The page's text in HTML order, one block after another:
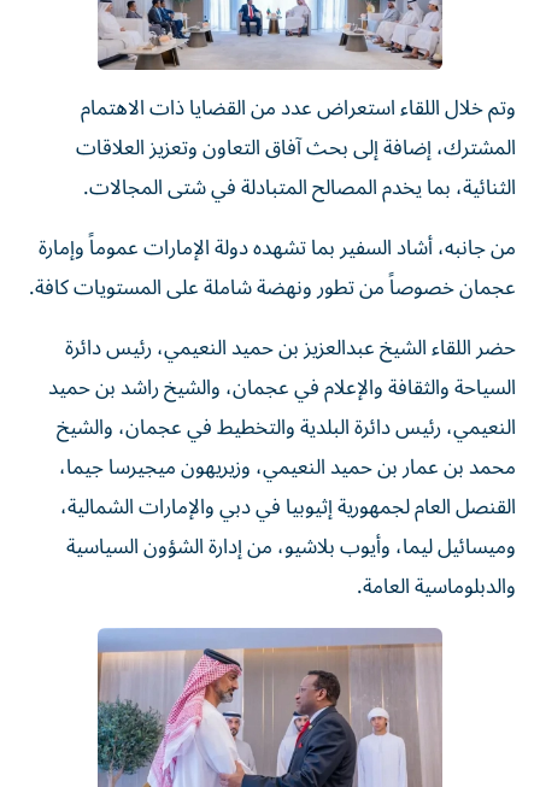
وتم خلال اللقاء استعراض عدد من القضايا ذات الاهتمام
المشترك، إضافة إلى بحث آفاق التعاون وتعزيز العلاقات
الثنائية، بما يخدم المصالح المتبادلة في شتى المجالات.
من جانبه، أشاد السفير بما تشهده دولة الإمارات عموماً وإمارة
عجمان خصوصاً من تطور ونهضة شاملة على المستويات كافة.
حضر اللقاء الشيخ عبدالعزيز بن حميد النعيمي، رئيس دائرة
السياحة والثقافة والإعلام في عجمان، والشيخ راشد بن حميد
النعيمي، رئيس دائرة البلدية والتخطيط في عجمان، والشيخ
محمد بن عمار بن حميد النعيمي، وزيريهون ميجيرسا جيما،
القنصل العام لجمهورية إثيوبيا في دبي والإمارات الشمالية،
وميسائيل ليما، وأيوب بلاشيو، من إدارة الشؤون السياسية
والدبلوماسية العامة.